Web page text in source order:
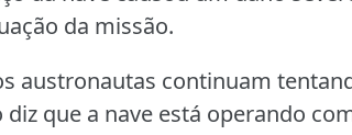
da missão.
austronautas continuam
que a nave está operando